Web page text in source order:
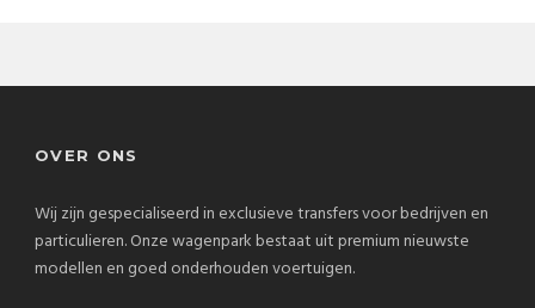
OVER ONS
Wij zijn gespecialiseerd in exclusieve transfers voor bedrijven en
particulieren. Onze wagenpark bestaat uit premium nieuwste
modellen en goed onderhouden voertuigen.